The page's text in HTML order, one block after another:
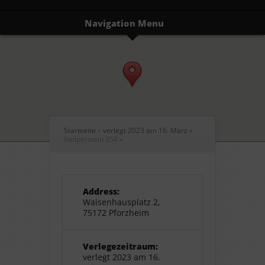
Navigation Menu
Startseite » verlegt 2023 am 16. März »
Stolperstein 354 »
Address:
Waisenhausplatz 2,
75172 Pforzheim
Verlegezeitraum:
verlegt 2023 am 16.